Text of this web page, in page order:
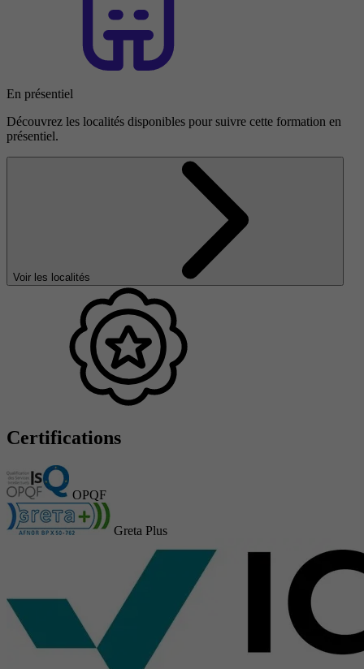
En présentiel
Découvrez les localités disponibles pour suivre cette formation en
présentiel.
Voir les localités
Certifications
OPQF
Greta Plus